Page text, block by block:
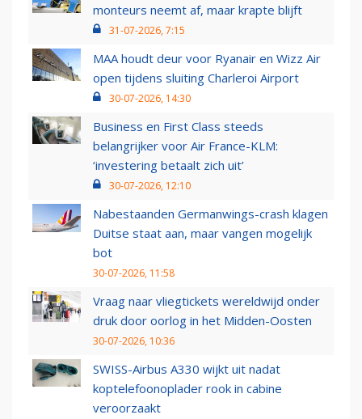
monteurs neemt af, maar krapte blijft
31-07-2026, 7:15
MAA houdt deur voor Ryanair en Wizz Air
open tijdens sluiting Charleroi Airport
30-07-2026, 14:30
Business en First Class steeds
belangrijker voor Air France-KLM:
‘investering betaalt zich uit’
30-07-2026, 12:10
Nabestaanden Germanwings-crash klagen
Duitse staat aan, maar vangen mogelijk
bot
30-07-2026, 11:58
Vraag naar vliegtickets wereldwijd onder
druk door oorlog in het Midden-Oosten
30-07-2026, 10:36
SWISS-Airbus A330 wijkt uit nadat
koptelefoonoplader rook in cabine
veroorzaakt